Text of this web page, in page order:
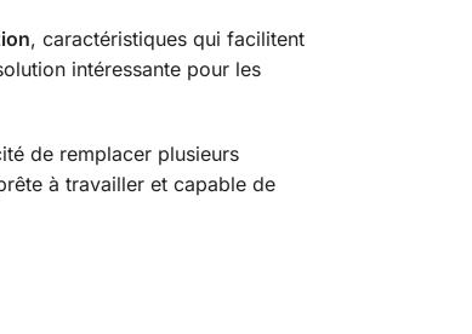
, caractéristiques qui facilitent
intéressante pour les
de remplacer plusieurs
à travailler et capable de